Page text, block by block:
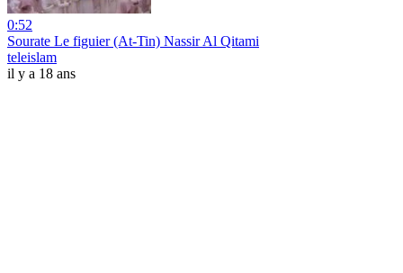
0:52
Sourate Le figuier (At-Tin) Nassir Al Qitami
teleislam
il y a 18 ans